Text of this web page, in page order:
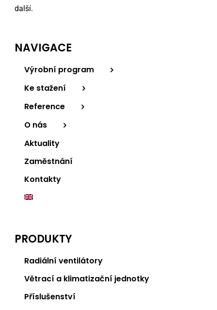
další.
NAVIGACE
Výrobní program
Ke stažení
Reference
O nás
Aktuality
Zaměstnání
Kontakty
PRODUKTY
Radiální ventilátory
Větrací a klimatizační jednotky
Příslušenství